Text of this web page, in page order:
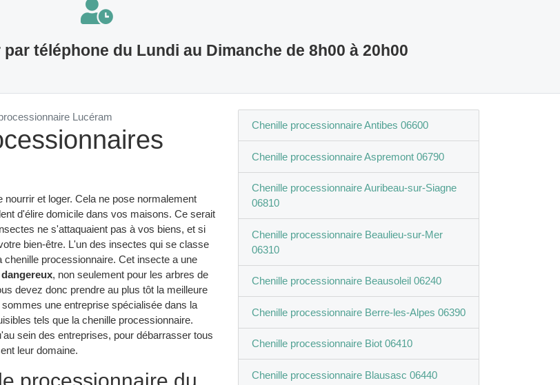
téléphone du Lundi au Dimanche de 8h00 à 20h00
Lucéram
et loger. Cela ne pose normalement
d'élire domicile dans vos maisons. Ce serait
ne s'attaquaient pas à vos biens, et si
bien-être. L'un des insectes qui se classe
processionnaire. Cet insecte a une
dangereux, non seulement pour les arbres de
devez donc prendre au plus tôt la meilleure
une entreprise spécialisée dans la
tels que la chenille processionnaire.
sein des entreprises, pour débarrasser tous
leur domaine.
Chenille processionnaire Antibes 06600
Chenille processionnaire Aspremont 06790
Chenille processionnaire Auribeau-sur-Siagne
06810
Chenille processionnaire Beaulieu-sur-Mer
06310
Chenille processionnaire Beausoleil 06240
Chenille processionnaire Berre-les-Alpes 06390
Chenille processionnaire Biot 06410
Chenille processionnaire Blausasc 06440